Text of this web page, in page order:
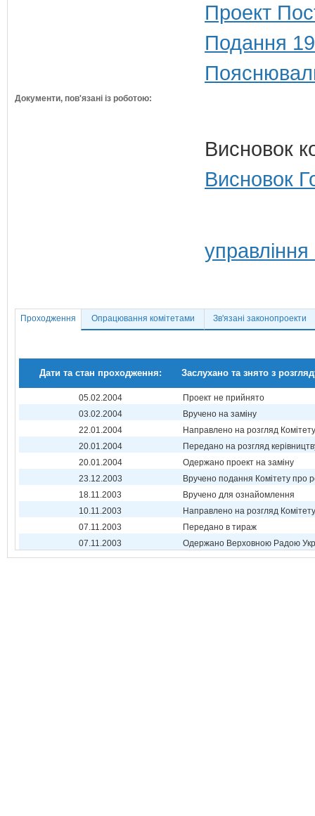
Проект
Подання
Документи, пов'язані із роботою:
Висновок
Висновок
Проходження Опрацювання комітетами Зв'язані законопроекти
Дати та стан проходження: Заслухано та знято з
05.02.2004
Проект не прийнято
03.02.2004
Вручено на заміну
22.01.2004
Направлено на розгляд Комітету
20.01.2004
Передано на розгляд
20.01.2004
Одержано проект на заміну
23.12.2003
Вручено подання Комітету про
18.11.2003
Вручено для ознайомлення
10.11.2003
Направлено на розгляд Комітету
07.11.2003
Передано в тираж
07.11.2003
Одержано Верховною Радою